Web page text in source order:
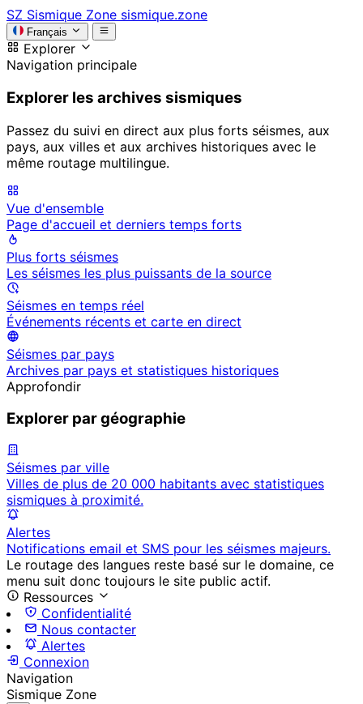
SZ Sismique Zone sismique.zone
Français
Explorer
Navigation principale
Explorer les archives sismiques
Passez du suivi en direct aux plus forts séismes, aux
pays, aux villes et aux archives historiques avec le
même routage multilingue.
Vue d'ensemble
Page d'accueil et derniers temps forts
Plus forts séismes
Les séismes les plus puissants de la source
Séismes en temps réel
Événements récents et carte en direct
Séismes par pays
Archives par pays et statistiques historiques
Approfondir
Explorer par géographie
Séismes par ville
Villes de plus de 20 000 habitants avec statistiques
sismiques à proximité.
Alertes
Notifications email et SMS pour les séismes majeurs.
Le routage des langues reste basé sur le domaine, ce
menu suit donc toujours le site public actif.
Ressources
Confidentialité
Nous contacter
Alertes
Connexion
Navigation
Sismique Zone